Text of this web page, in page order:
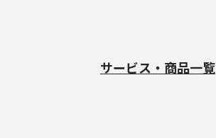
サービス・商品一覧